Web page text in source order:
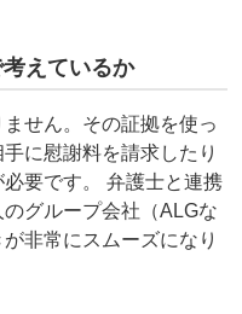
えているか
せん。その証拠を使っ
に慰謝料を請求したり
要です。 弁護士と連携
グループ会社（ALGな
非常にスムーズになり